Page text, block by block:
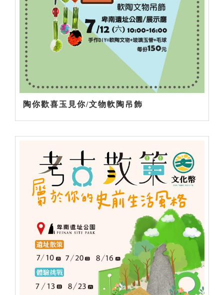
陶你歡喜玉見你/文物軟陶吊飾